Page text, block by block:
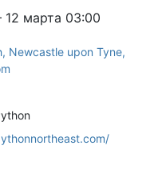
марта 03:00
Newcastle upon Tyne,